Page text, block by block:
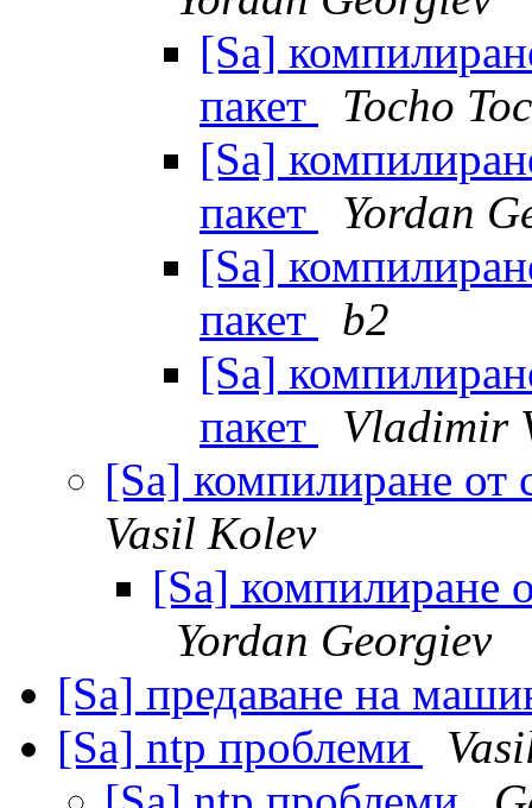
[Sa]
пакет
Tocho
[Sa]
пакет
Yordan
[Sa]
пакет
b2
[Sa]
пакет
Vladimir
[Sa] компилиране от
Vasil Kolev
[Sa] компилиране
Yordan Georgiev
[Sa] предаване на
[Sa] ntp проблеми